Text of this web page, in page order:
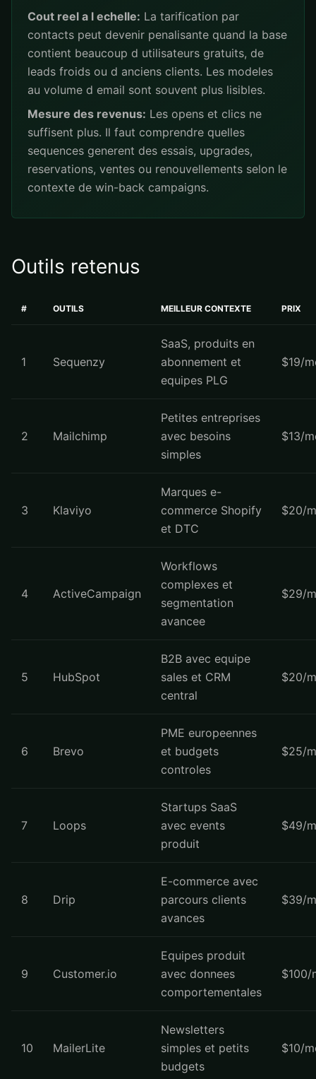
Cout reel a l echelle: La tarification par
contacts peut devenir penalisante quand la base
contient beaucoup d utilisateurs gratuits, de
leads froids ou d anciens clients. Les modeles
au volume d email sont souvent plus lisibles.
Mesure des revenus: Les opens et clics ne
suffisent plus. Il faut comprendre quelles
sequences generent des essais, upgrades,
reservations, ventes ou renouvellements selon le
contexte de win-back campaigns.
Outils retenus
# OUTILS MEILLEUR CONTEXTE PRIX
1 Sequenzy
SaaS, produits en
abonnement et
equipes PLG
$19/
2 Mailchimp
Petites entreprises
avec besoins
simples
$13/
3 Klaviyo
Marques e-
commerce Shopify
et DTC
$20/
4 ActiveCampaign
Workflows
complexes et
segmentation
avancee
$29/
5 HubSpot
B2B avec equipe
sales et CRM
central
$20/
6 Brevo
PME europeennes
et budgets
controles
$25/
7 Loops
Startups SaaS
avec events
produit
$49/
8 Drip
E-commerce avec
parcours clients
avances
$39/
9 Customer.io
Equipes produit
avec donnees
comportementales
$100/
10 MailerLite
Newsletters
simples et petits
budgets
$10/